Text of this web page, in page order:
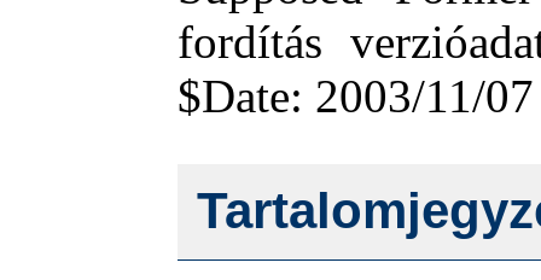
fordítás
$Date: 2003/11/